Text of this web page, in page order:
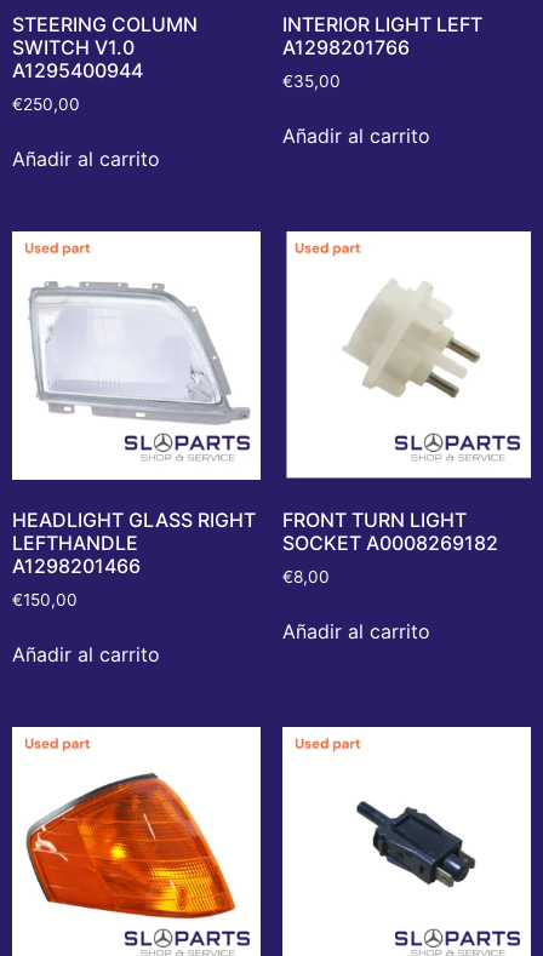
STEERING COLUMN
SWITCH V1.0
A1295400944
€250,00
Añadir al carrito
INTERIOR LIGHT LEFT
A1298201766
€35,00
Añadir al carrito
HEADLIGHT GLASS RIGHT
LEFTHANDLE
A1298201466
€150,00
Añadir al carrito
FRONT TURN LIGHT
SOCKET A0008269182
€8,00
Añadir al carrito